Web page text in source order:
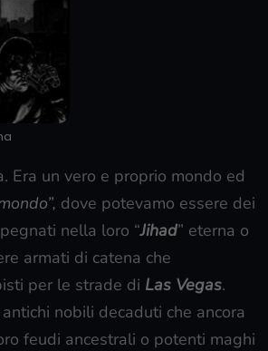
Era un vero e proprio mondo ed
dove potevamo essere dei
nella loro “Jihad” eterna o
armati di catena che
per le strade di Las Vegas.
nobili decaduti che ancora
feudi ancestrali o potenti maghi